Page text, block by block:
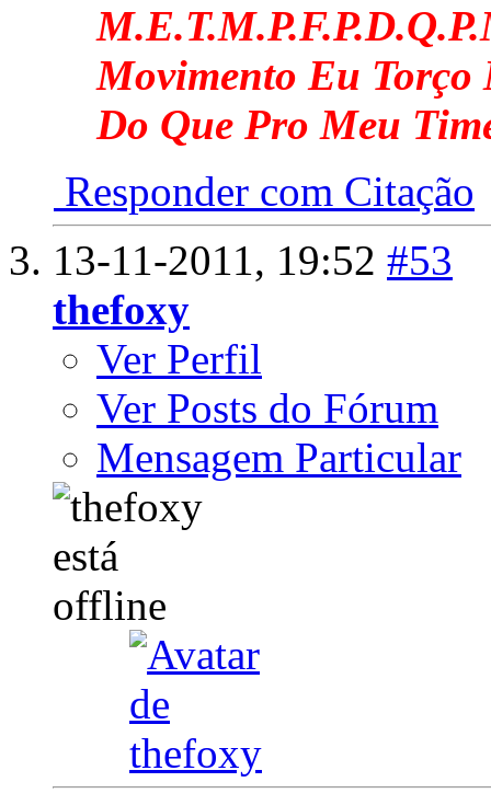
Movimento Eu Torço
Do Que Pro Meu
Responder com Citação
13-11-2011, 19:52 #53
thefoxy
Ver Perfil
Ver Posts do Fórum
Mensagem Particular